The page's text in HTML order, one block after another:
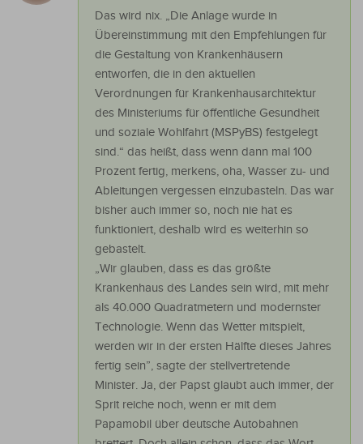
Das wird nix. „Die Anlage wurde in
Übereinstimmung mit den Empfehlungen für
die Gestaltung von Krankenhäusern
entworfen, die in den aktuellen
Verordnungen für Krankenhausarchitektur
des Ministeriums für öffentliche Gesundheit
und soziale Wohlfahrt (MSPyBS) festgelegt
sind.“ das heißt, dass wenn dann mal 100
Prozent fertig, merkens, oha, Wasser zu- und
Ableitungen vergessen einzubasteln. Das war
bisher auch immer so, noch nie hat es
funktioniert, deshalb wird es weiterhin so
gebastelt.
„Wir glauben, dass es das größte
Krankenhaus des Landes sein wird, mit mehr
als 40.000 Quadratmetern und modernster
Technologie. Wenn das Wetter mitspielt,
werden wir in der ersten Hälfte dieses Jahres
fertig sein”, sagte der stellvertretende
Minister. Ja, der Papst glaubt auch immer, der
Sprit reiche noch, wenn er mit dem
Papamobil über deutsche Autobahnen